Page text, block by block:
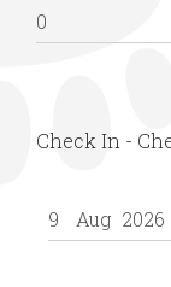
Check In -